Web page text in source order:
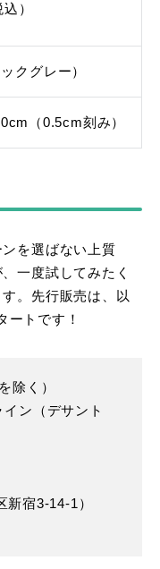
）
クグレー）
（0.5cm刻み）
を選ばない上質
一度試してみたく
。先行販売は、以
ートです！
除く）
ン（デサント
新宿3-14-1）